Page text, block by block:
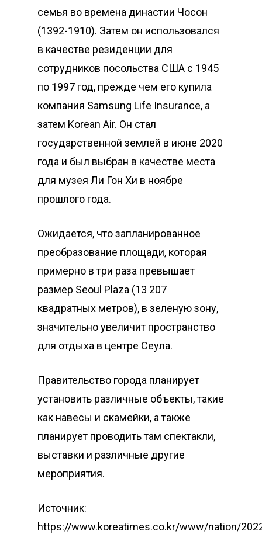
семья во времена династии Чосон
(1392-1910). Затем он использовался
в качестве резиденции для
сотрудников посольства США с 1945
по 1997 год, прежде чем его купила
компания Samsung Life Insurance, а
затем Korean Air. Он стал
государственной землей в июне 2020
года и был выбран в качестве места
для музея Ли Гон Хи в ноябре
прошлого года.
Ожидается, что запланированное
преобразование площади, которая
примерно в три раза превышает
размер Seoul Plaza (13 207
квадратных метров), в зеленую зону,
значительно увеличит пространство
для отдыха в центре Сеула.
Правительство города планирует
установить различные объекты, такие
как навесы и скамейки, а также
планирует проводить там спектакли,
выставки и различные другие
мероприятия.
Источник:
https://www.koreatimes.co.kr/www/nation/